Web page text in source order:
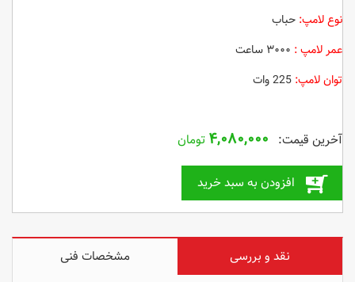
نوع لامپ: حباب
عمر لامپ : ۳۰۰۰ ساعت
توان لامپ:
۴,۰۸۰,۰۰۰ تومان
افزودن به سبد خرید
نقد و بررسی
مشخصات فنی